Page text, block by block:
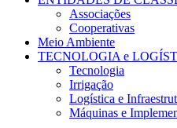
Associações
Cooperativas
Meio Ambiente
TECNOLOGIA e
Tecnologia
Irrigação
Logística e
Máquinas e